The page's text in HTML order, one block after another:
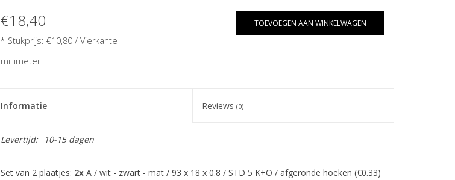
€18,40
* Stukprijs: €10,80/ Vierkante
millimeter
TOEVOEGEN AAN WINKELWAGEN
Informatie Reviews(0)
Levertijd: 10-15 dagen
Set van 2 plaatjes: 2xA / wit - zwart - mat / 93 x 18 x 0.8 / STD 5 K+O / afgeronde hoeken (€0.33)